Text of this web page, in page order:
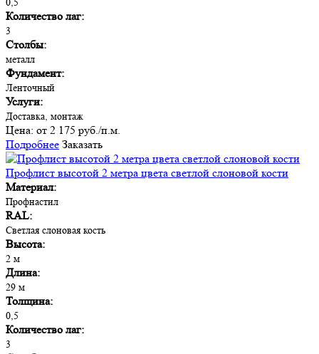
Количество лаг:
3
Столбы:
металл
Фундамент:
Ленточный
Услуги:
Доставка, монтаж
Цена: от 2 175 руб./п.м.
Подробнее Заказать
Профлист высотой 2 метра цвета светлой слоновой кости
Материал:
Профнастил
RAL:
Светлая слоновая кость
Высота:
2 м
Длина:
29 м
Толщина:
0,5
Количество лаг:
3